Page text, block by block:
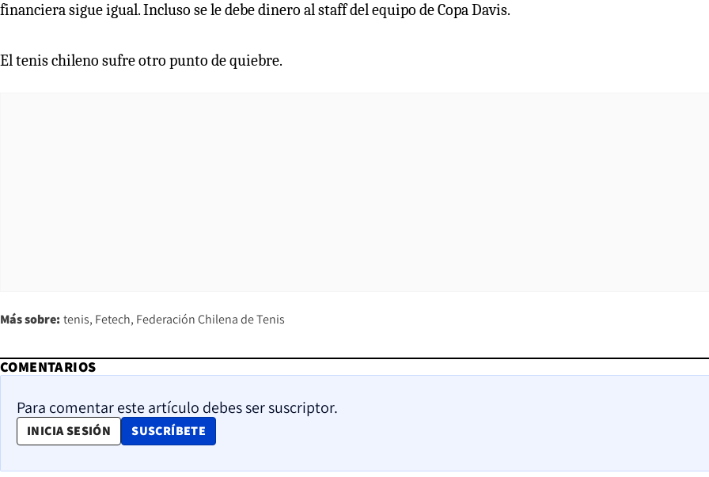
financiera sigue igual. Incluso se le debe dinero al staff del equipo de Copa Davis.
El tenis chileno sufre otro punto de quiebre.
Más sobre: tenis Fetech Federación Chilena de Tenis
COMENTARIOS
Para comentar este artículo debes ser suscriptor.
INICIA SESIÓN SUSCRÍBETE
OPENS IN NEW WINDOW